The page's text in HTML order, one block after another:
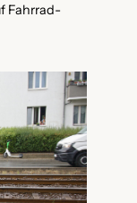
Fahrrad-